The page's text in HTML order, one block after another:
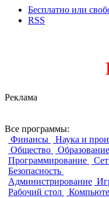
Бесплатно или
RSS
Реклама
Все программы:
Финансы
Наука и
Общество
Образование
Программирование
Безопасность
Администрирование
Рабочий стол